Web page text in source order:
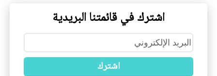
اشترك في قائمتنا البريدية
اشترك